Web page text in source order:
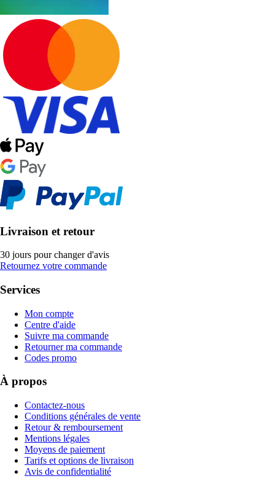
Livraison et retour
30 jours pour changer d'avis
Retournez votre commande
Services
Mon compte
Centre d'aide
Suivre ma commande
Retourner ma commande
Codes promo
À propos
Contactez-nous
Conditions générales de vente
Retour & remboursement
Mentions légales
Moyens de paiement
Tarifs et options de livraison
Avis de confidentialité